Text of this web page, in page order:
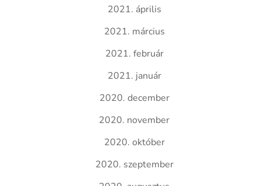
2021. április
2021. március
2021. február
2021. január
2020. december
2020. november
2020. október
2020. szeptember